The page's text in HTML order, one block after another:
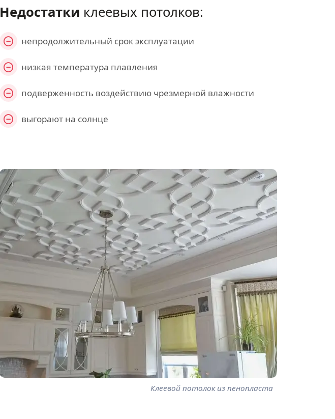
Недостатки клеевых потолков:
непродолжительный срок эксплуатации
низкая температура плавления
подверженность воздействию чрезмерной влажности
выгорают на солнце
Клеевой потолок из пенопласта